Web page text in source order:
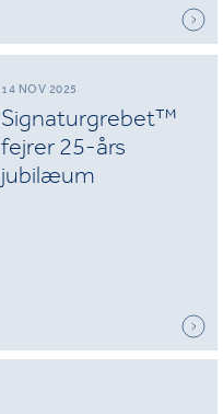
14 NOV 2025
Signaturgrebet™
fejrer 25-års
jubilæum